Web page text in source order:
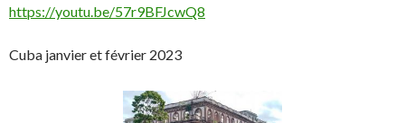
https://youtu.be/57r9BFJcwQ8
Cuba janvier et février 2023